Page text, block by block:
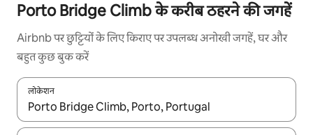
Porto Bridge Climb के करीब ठहरने की जगहें
Airbnb पर छुट्टियों के लिए किराए पर उपलब्ध अनोखी जगहें, घर और
बहुत कुछ बुक करें
लोकेशन
नतीजों के उपलब्ध होने पर, अप और डाउन 'ऐरो की' का इस्तेमाल करके नेविगेट